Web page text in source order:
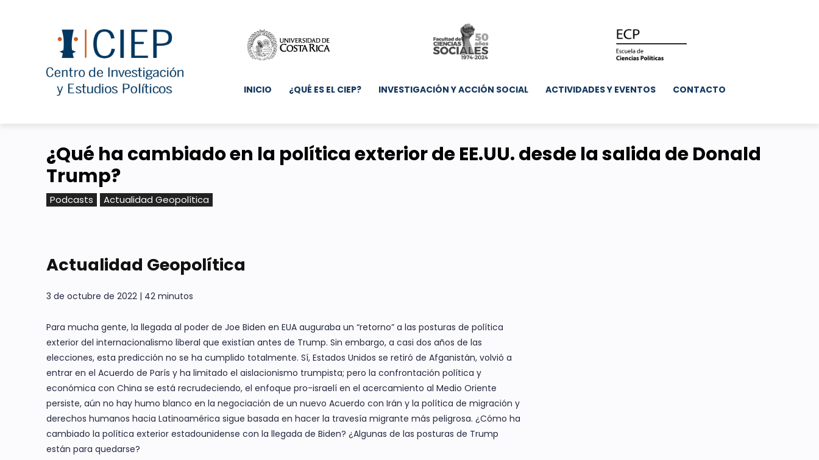
INICIO ¿QUÉ ES EL CIEP? INVESTIGACIÓN Y ACCIÓN SOCIAL ACTIVIDADES Y EVENTOS CONTACTO
¿Qué ha cambiado en la política exterior de EE.UU. desde la salida de Donald
Trump?
Podcasts Actualidad Geopolítica
Actualidad Geopolítica
3 de octubre de 2022 | 42 minutos
Para mucha gente, la llegada al poder de Joe Biden en EUA auguraba un “retorno” a las posturas de política
exterior del internacionalismo liberal que existían antes de Trump. Sin embargo, a casi dos años de las
elecciones, esta predicción no se ha cumplido totalmente. Sí, Estados Unidos se retiró de Afganistán, volvió a
entrar en el Acuerdo de París y ha limitado el aislacionismo trumpista; pero la confrontación política y
económica con China se está recrudeciendo, el enfoque pro-israelí en el acercamiento al Medio Oriente
persiste, aún no hay humo blanco en la negociación de un nuevo Acuerdo con Irán y la política de migración y
derechos humanos hacia Latinoamérica sigue basada en hacer la travesía migrante más peligrosa. ¿Cómo ha
cambiado la política exterior estadounidense con la llegada de Biden? ¿Algunas de las posturas de Trump
están para quedarse?